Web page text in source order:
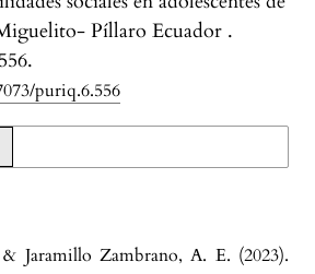
Píllaro Ecuador .
puriq.6.556
Jaramillo Zambrano, A. E. (2023).